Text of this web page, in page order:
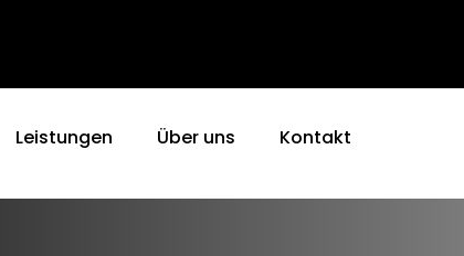
Leistungen Über uns Kontakt